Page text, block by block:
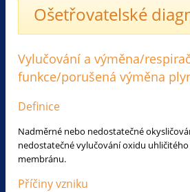
Ošetřovatelské
Vylučování a výměna/
funkce/porušená výměna
Definice
Nadměrné nebo nedostatečné
nedostatečné vylučování oxidu
membránu.
Příčiny vzniku